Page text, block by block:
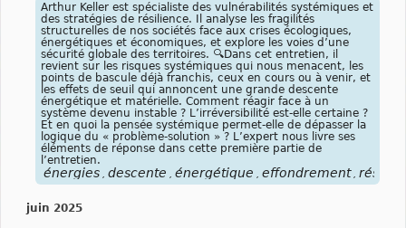
Arthur Keller est spécialiste des vulnérabilités systémiques et
des stratégies de résilience. Il analyse les fragilités
structurelles de nos sociétés face aux crises écologiques,
énergétiques et économiques, et explore les voies d’une
sécurité globale des territoires. 🔍Dans cet entretien, il
revient sur les risques systémiques qui nous menacent, les
points de bascule déjà franchis, ceux en cours ou à venir, et
les effets de seuil qui annoncent une grande descente
énergétique et matérielle. Comment réagir face à un
système devenu instable ? L’irréversibilité est-elle certaine ?
Et en quoi la pensée systémique permet-elle de dépasser la
logique du « problème-solution » ? L’expert nous livre ses
éléments de réponse dans cette première partie de
l’entretien.
énergies descente énergétique effondrement
juin 2025